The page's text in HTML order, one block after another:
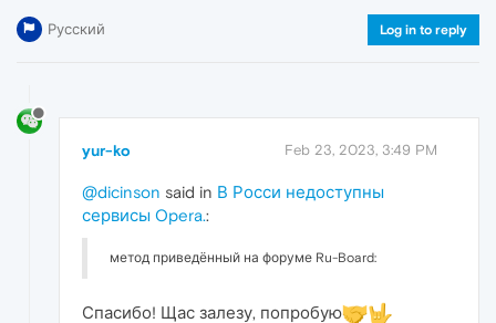
Русский Log in to reply
yur-ko Feb 23, 2023, 3:49 PM
@dicinson said in В Росси недоступны
сервисы Opera.:
метод приведённый на форуме Ru-Board:
Спасибо! Щас залезу, попробую